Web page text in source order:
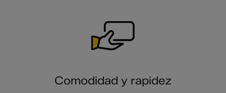
Comodidad y rapidez